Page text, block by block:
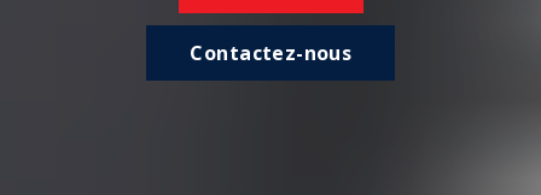
Contactez-nous